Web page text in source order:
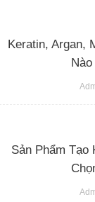
Keratin, Argan,
Sản Phẩm Tạo